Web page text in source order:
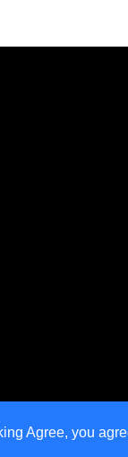
Agree, you
2023 TEGA HOME.
conținutul